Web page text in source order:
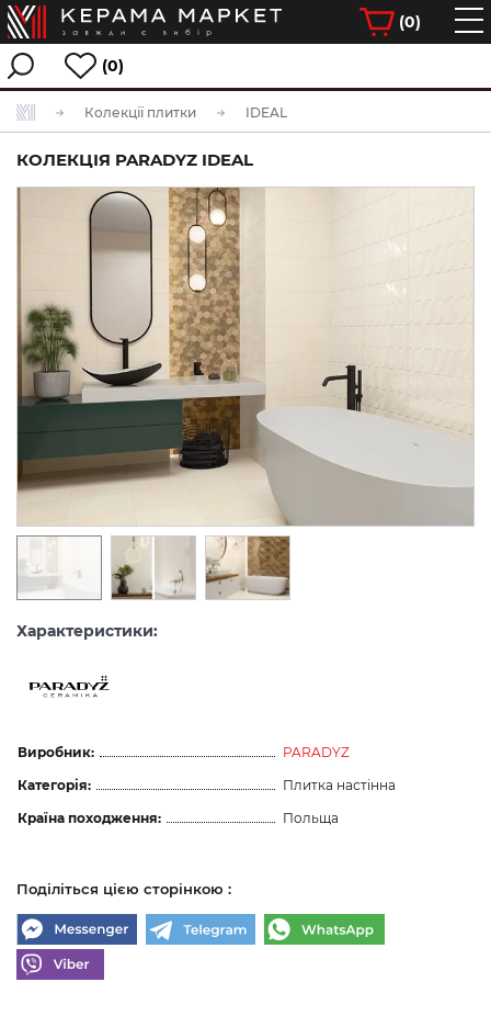
(0)
(0)
Колекції плитки IDEAL
КОЛЕКЦІЯ PARADYZ IDEAL
Характеристики:
Виробник:
PARADYZ
Категорія:
Плитка настінна
Країна походження:
Польща
Поділіться цією сторінкою :